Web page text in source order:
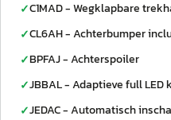
✓C1MAD - Wegklapbare
✓CL6AH - Achterbumper
✓BPFAJ - Achterspoiler
✓JBBAL - Adaptieve full LED
✓JEDAC - Automatisch